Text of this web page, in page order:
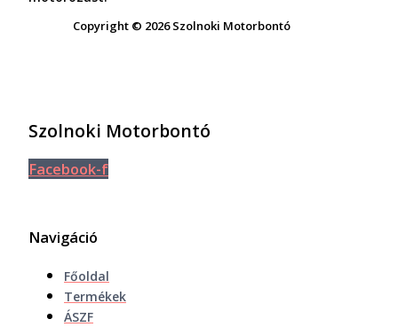
Copyright © 2026 Szolnoki Motorbontó
Szolnoki Motorbontó
Facebook-f
Navigáció
Főoldal
Termékek
ÁSZF